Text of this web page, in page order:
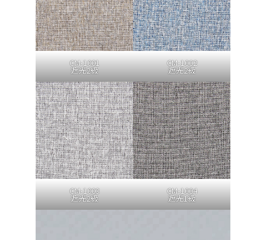
CM-1001
遮光2級
CM-1002
遮光2級
CM-1003
遮光2級
CM-1004
遮光1級